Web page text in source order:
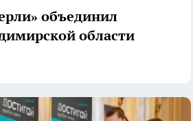
объединил
области